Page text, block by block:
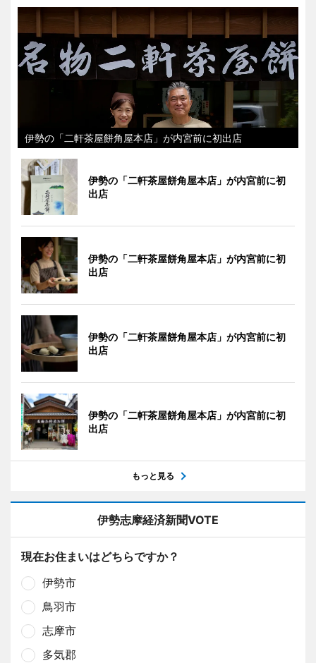
伊勢の「二軒茶屋餅角屋本店」が内宮前に初出店
伊勢の「二軒茶屋餅角屋本店」が内宮前に初
出店
伊勢の「二軒茶屋餅角屋本店」が内宮前に初
出店
伊勢の「二軒茶屋餅角屋本店」が内宮前に初
出店
伊勢の「二軒茶屋餅角屋本店」が内宮前に初
出店
もっと見る
伊勢志摩経済新聞VOTE
現在お住まいはどちらですか？
伊勢市
鳥羽市
志摩市
多気郡